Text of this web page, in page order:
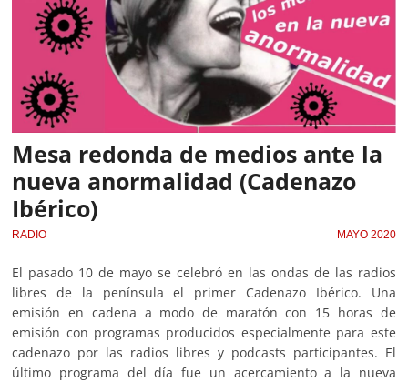
Mesa redonda de medios ante la
nueva anormalidad (Cadenazo
Ibérico)
RADIO MAYO 2020
El pasado 10 de mayo se celebró en las ondas de las radios
libres de la península el primer Cadenazo Ibérico. Una
emisión en cadena a modo de maratón con 15 horas de
emisión con programas producidos especialmente para este
cadenazo por las radios libres y podcasts participantes. El
último programa del día fue un acercamiento a la nueva